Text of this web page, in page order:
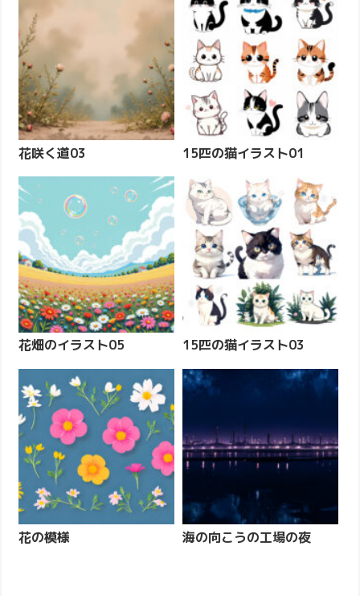
花咲く道03 15匹の猫イラスト01
花畑のイラスト05 15匹の猫イラスト03
花の模様 海の向こうの工場の夜